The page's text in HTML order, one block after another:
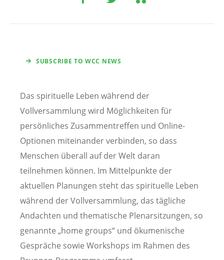
SUBSCRIBE TO WCC NEWS
Das spirituelle Leben während der
Vollversammlung wird Möglichkeiten für
persönliches Zusammentreffen und Online-
Optionen miteinander verbinden, so dass
Menschen überall auf der Welt daran
teilnehmen können. Im Mittelpunkte der
aktuellen Planungen steht das spirituelle Leben
während der Vollversammlung, das tägliche
Andachten und thematische Plenarsitzungen, so
genannte „home groups“ und ökumenische
Gespräche sowie Workshops im Rahmen des